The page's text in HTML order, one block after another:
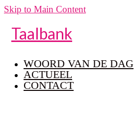
Skip to Main Content
Taalbank
WOORD VAN DE DAG
ACTUEEL
CONTACT